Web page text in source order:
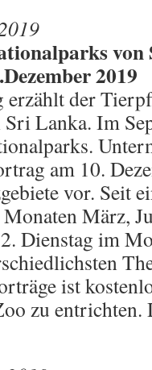
von
2019
der
Lanka. Im
am 10.
vor. Seit
März,
Dienstag im
ist
zu entrichten.